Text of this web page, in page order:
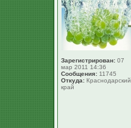
Зарегистрирован: 07
мар 2011 14:36
Сообщения: 11745
Откуда: Краснодарский
край